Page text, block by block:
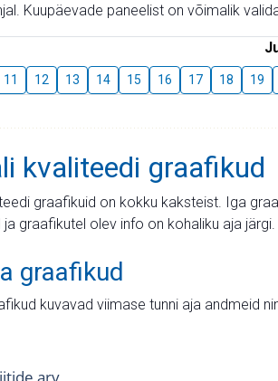
Kuupäevade paneelist on võimalik
11 12 13 14 15 16 17 18 19
kvaliteedi graafikud
graafikuid on kokku kaksteist. Iga
graafikutel olev info on kohaliku aja järgi.
graafikud
kuvavad viimase tunni aja andmeid